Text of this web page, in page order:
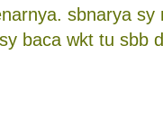
sbnarya sy
baca wkt tu sbb